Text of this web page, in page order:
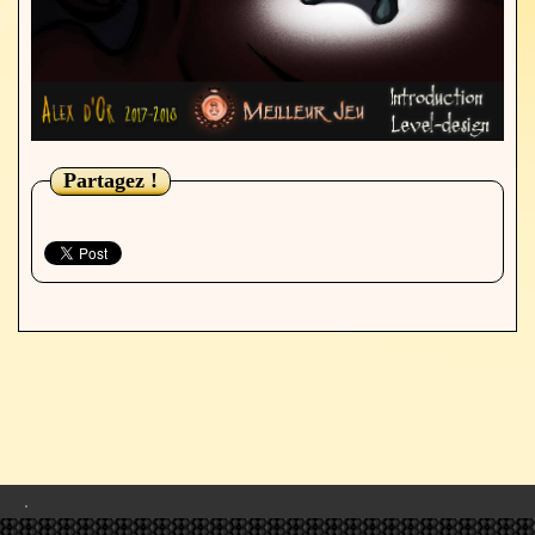
Partagez !
.